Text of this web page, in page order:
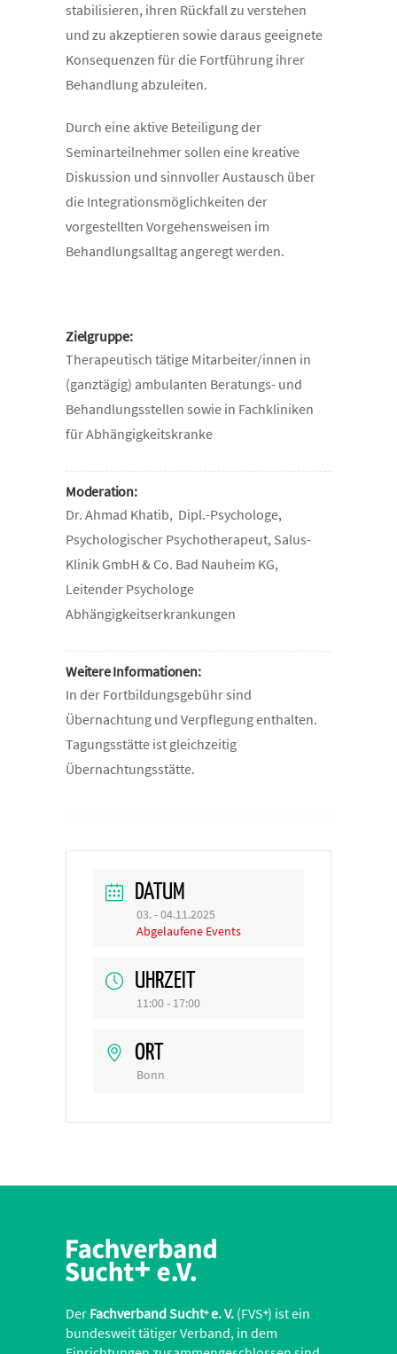
stabilisieren, ihren Rückfall zu verstehen
und zu akzeptieren sowie daraus geeignete
Konsequenzen für die Fortführung ihrer
Behandlung abzuleiten.
Durch eine aktive Beteiligung der
Seminarteilnehmer sollen eine kreative
Diskussion und sinnvoller Austausch über
die Integrationsmöglichkeiten der
vorgestellten Vorgehensweisen im
Behandlungsalltag angeregt werden.
Zielgruppe:
Therapeutisch tätige Mitarbeiter/innen in
(ganztägig) ambulanten Beratungs- und
Behandlungsstellen sowie in Fachkliniken
für Abhängigkeitskranke
Moderation:
Dr. Ahmad Khatib, Dipl.-Psychologe,
Psychologischer Psychotherapeut, Salus-
Klinik GmbH & Co. Bad Nauheim KG,
Leitender Psychologe
Abhängigkeitserkrankungen
Weitere Informationen:
In der Fortbildungsgebühr sind
Übernachtung und Verpflegung enthalten.
Tagungsstätte ist gleichzeitig
Übernachtungsstätte.
DATUM
03. - 04.11.2025
Abgelaufene Events
UHRZEIT
11:00 - 17:00
ORT
Bonn
Der Fachverband Sucht+e. V. (FVS+) ist ein
bundesweit tätiger Verband, in dem